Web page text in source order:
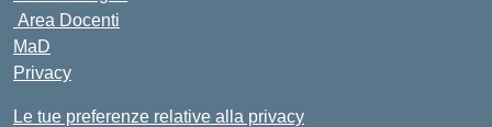
Area Docenti
MaD
Privacy
Le tue preferenze relative alla privacy